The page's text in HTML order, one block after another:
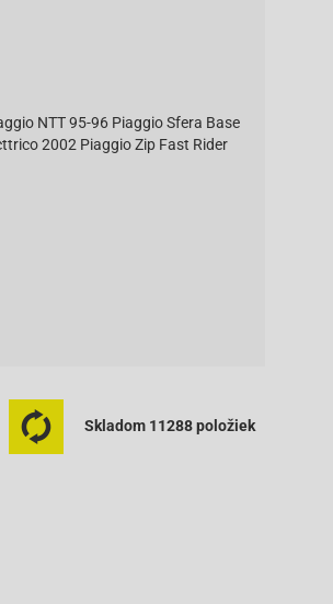
NTT 95-96 Piaggio Sfera Base
2002 Piaggio Zip Fast Rider
Skladom 11288 položiek